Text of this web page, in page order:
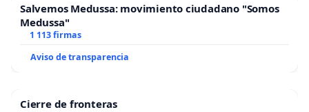
Salvemos Medussa: movimiento ciudadano "Somos
Medussa"
1 113 firmas
Aviso de transparencia
Cierre de fronteras